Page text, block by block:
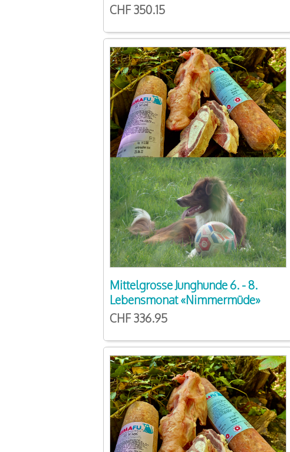
CHF 350.15
Mittelgrosse Junghunde 6. - 8.
Lebensmonat «Nimmermüde»
CHF 336.95